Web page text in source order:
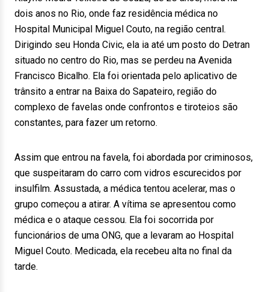
dois anos no Rio, onde faz residência médica no
Hospital Municipal Miguel Couto, na região central.
Dirigindo seu Honda Civic, ela ia até um posto do Detran
situado no centro do Rio, mas se perdeu na Avenida
Francisco Bicalho. Ela foi orientada pelo aplicativo de
trânsito a entrar na Baixa do Sapateiro, região do
complexo de favelas onde confrontos e tiroteios são
constantes, para fazer um retorno.
Assim que entrou na favela, foi abordada por criminosos,
que suspeitaram do carro com vidros escurecidos por
insulfilm. Assustada, a médica tentou acelerar, mas o
grupo começou a atirar. A vítima se apresentou como
médica e o ataque cessou. Ela foi socorrida por
funcionários de uma ONG, que a levaram ao Hospital
Miguel Couto. Medicada, ela recebeu alta no final da
tarde.